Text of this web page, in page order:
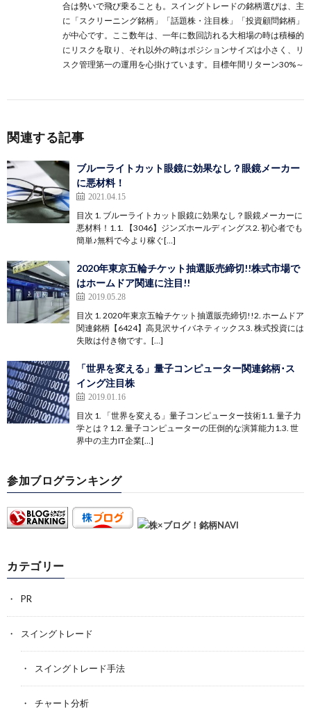
合は勢いで飛び乗ることも。スイングトレードの銘柄選びは、主
に 「スクリーニング銘柄」 「話題株・注目株」
「投資顧問銘柄」
が中心です。ここ数年は、一年に数回訪れる大相場の時は積極的
にリスクを取り、それ以外の時はポジションサイズは小さく、リ
スク管理第一の運用を心掛けています。目標年間リターン30%～
関連する記事
ブルーライトカット眼鏡に効果なし？眼鏡メーカー
に悪材料！
2021.04.15
目次 1. ブルーライトカット眼鏡に効果なし？眼鏡メーカーに
悪材料！1.1. 【3046】ジンズホールディングス2. 初心者でも
簡単♪無料で今より稼ぐ[…]
2020年東京五輪チケット抽選販売締切!!株式市場で
はホームドア関連に注目!!
2019.05.28
目次 1. 2020年東京五輪チケット抽選販売締切!!2. ホームドア
関連銘柄【6424】高見沢サイバネティックス3. 株式投資には
失敗は付き物です。[…]
「世界を変える」量子コンピューター関連銘柄･ス
イング注目株
2019.01.16
目次 1. 「世界を変える」量子コンピューター技術1.1. 量子力
学とは？1.2. 量子コンピューターの圧倒的な演算能力1.3. 世
界中の主力IT企業[…]
参加ブログランキング
カテゴリー
PR
スイングトレード
スイングトレード手法
チャート分析